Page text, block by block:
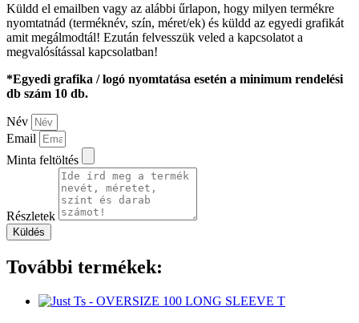
Küldd el emailben vagy az alábbi űrlapon, hogy milyen termékre
nyomtatnád (terméknév, szín, méret/ek) és küldd az egyedi grafikát
amit megálmodtál! Ezután felvesszük veled a kapcsolatot a
megvalósítással kapcsolatban!
*Egyedi grafika / logó nyomtatása esetén a minimum rendelési
db szám 10 db.
Név
Email
Minta feltöltés
Részletek
Küldés
További termékek: